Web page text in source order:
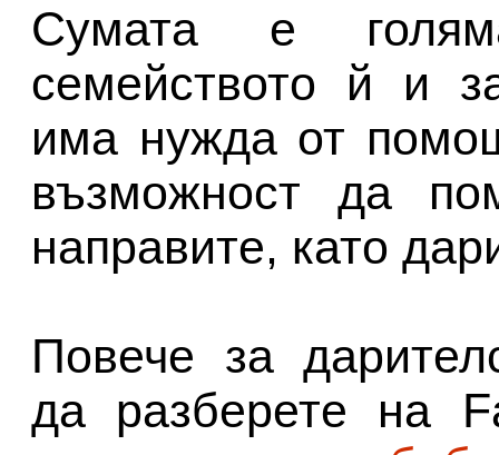
Сумата е
семейството й и
има нужда от
възможност да
направите, като
Повече за
да разберете на